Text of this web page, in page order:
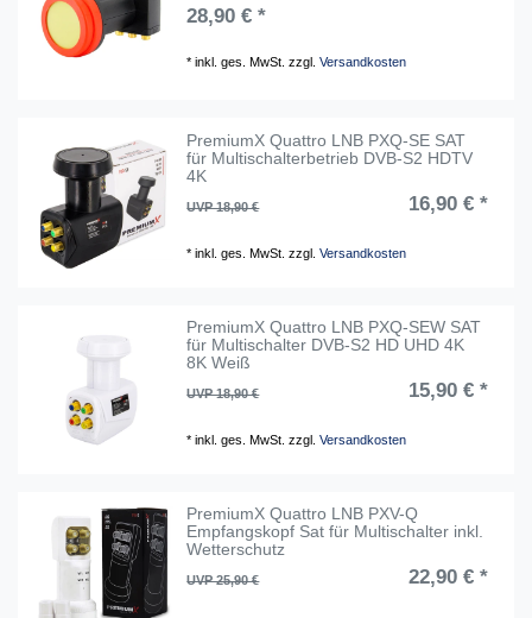
28,90 € *
*inkl. ges. MwSt. zzgl.Versandkosten
PremiumX Quattro LNB PXQ-SE SAT
für Multischalterbetrieb DVB-S2 HDTV
4K
UVP 18,90 € 16,90 € *
*inkl. ges. MwSt. zzgl.Versandkosten
PremiumX Quattro LNB PXQ-SEW SAT
für Multischalter DVB-S2 HD UHD 4K
8K Weiß
UVP 18,90 € 15,90 € *
*inkl. ges. MwSt. zzgl.Versandkosten
PremiumX Quattro LNB PXV-Q
Empfangskopf Sat für Multischalter inkl.
Wetterschutz
UVP 25,90 € 22,90 € *